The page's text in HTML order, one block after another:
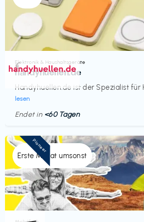
Elektronik & Haushaltsgeräte
handyhuellen.de
Handyhuellen.de ist der Spezialist für
lesen
€‎
Endet in <60 Tagen
Erste Monat umsonst
Pioneer